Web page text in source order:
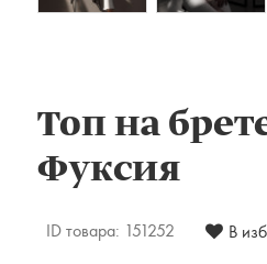
Наматрацники
Детские товары
Наматрасники,
матрасов
Топ на
Фуксия
ID товара: 151252 В